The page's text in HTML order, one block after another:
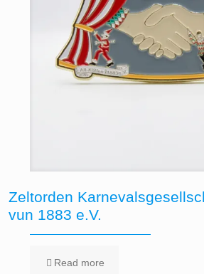
Zeltorden
vun 1883 e.V.
Read more